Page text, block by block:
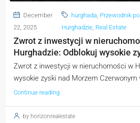
December
22, 2025
hurghada, Przewodnik
Hurghadzie, Real Estate
Zwrot z inwestycji w
Hurghadzie: Odblokuj wysokie
Zwrot z inwestycji w nieruchomości w
wysokie zyski nad Morzem Czerwonym
Continue reading
by horizonrealestate